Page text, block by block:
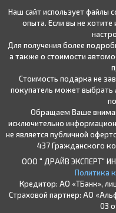
Наш сайт использует файлы
опыта. Если вы не
Для получения более
а также о стоимости
Стоимость подарка не
покупатель может выбрать
Обращаем Ваше
исключительно
не является публичной
437 Гражданского
ООО " ДРАЙВ ЭКСПЕРТ"
Политика
Кредитор: АО «ТБанк»,
Страховой партнер: АО
03